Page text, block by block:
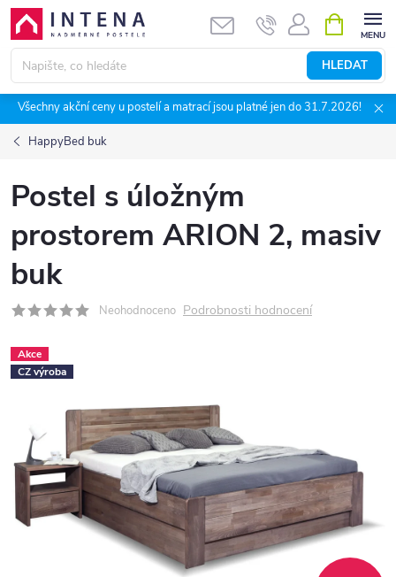
Přejít
obsah
HLEDAT
NÁKUPNÍ
KOŠÍK
Všechny akční ceny u postelí a matrací jsou platné jen do 31.7.2026!
HappyBed buk
Postel s úložným
prostorem ARION 2, masiv
buk
Neohodnoceno Podrobnosti hodnocení
Akce
CZ výroba